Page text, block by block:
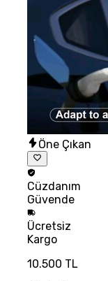
Öne Çıkan
Cüzdanım
Güvende
Ücretsiz
Kargo
10.500 TL